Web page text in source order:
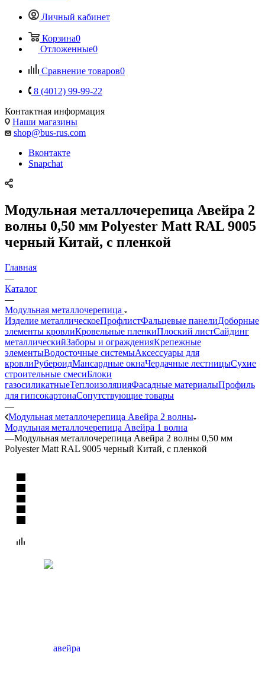
Личный кабинет
Корзина0
Отложенные0
Сравнение товаров0
8 (4012) 99-99-22
Контактная информация
Наши магазины
shop@bus-rus.com
Вконтакте
Snapchat
Модульная металлочерепица Авейра 2
волны 0,50 мм Polyester Matt RAL 9005
черный Китай, с пленкой
Главная
—
Каталог
—
Модульная металлочерепица
Изделие металлическоеПрофлистФальцевые панелиДоборные
элементы кровлиКровельные пленкиПлоский листСайдинг
металлическийЗаборы и огражденияКрепежные
элементыВодосточные системыАксессуары для
кровлиРубероидМансардные окнаЧердачные лестницыСухие
строительные смесиБлоки
газосиликатныеТеплоизоляцияФасадные материалыПрофиль
для гипсокартонаСопутствующие товары
—
Модульная металлочерепица Авейра 2 волны
Модульная металлочерепица Авейра 1 волна
—Модульная металлочерепица Авейра 2 волны 0,50 мм
Polyester Matt RAL 9005 черный Китай, с пленкой